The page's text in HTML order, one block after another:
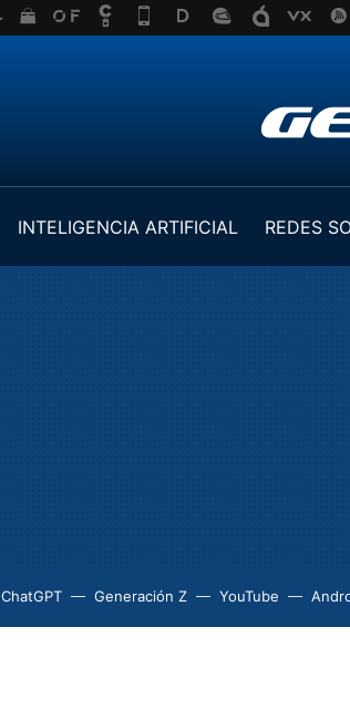
INTELIGENCIA ARTIFICIAL REDES
ChatGPT Generación Z YouTube